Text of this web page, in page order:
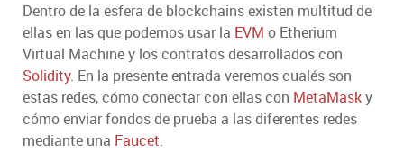
Dentro de la esfera de blockchains existen multitud de
ellas en las que podemos usar la EVM o Etherium
Virtual Machine y los contratos desarrollados con
Solidity. En la presente entrada veremos cualés son
estas redes, cómo conectar con ellas con MetaMasky
cómo enviar fondos de prueba a las diferentes redes
mediante una Faucet.